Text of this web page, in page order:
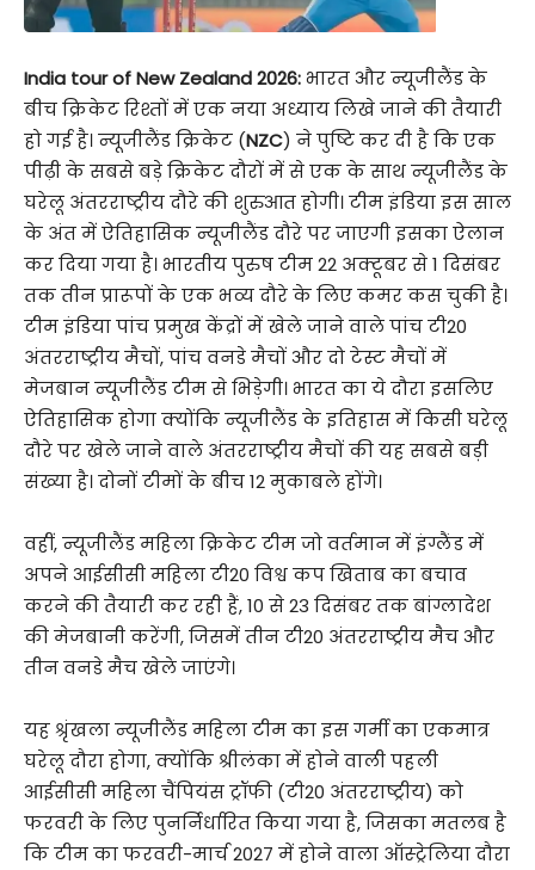
India tour of New Zealand 2026:भारत और न्यूजीलैंड के
बीच क्रिकेट रिश्तों में एक नया अध्याय लिखे जाने की तैयारी
हो गई है। न्यूजीलैंड क्रिकेट (NZC) ने पुष्टि कर दी है कि एक
पीढ़ी के सबसे बड़े क्रिकेट दौरों में से एक के साथ न्यूजीलैंड के
घरेलू अंतरराष्ट्रीय दौरे की शुरुआत होगी। टीम इंडिया इस साल
के अंत में ऐतिहासिक न्यूजीलैंड दौरे पर जाएगी इसका ऐलान
कर दिया गया है। भारतीय पुरुष टीम 22 अक्टूबर से 1 दिसंबर
तक तीन प्रारूपों के एक भव्य दौरे के लिए कमर कस चुकी है।
टीम इंडिया पांच प्रमुख केंद्रों में खेले जाने वाले पांच टी20
अंतरराष्ट्रीय मैचों, पांच वनडे मैचों और दो टेस्ट मैचों में
मेजबान न्यूजीलैंड टीम से भिड़ेगी। भारत का ये दौरा इसलिए
ऐतिहासिक होगा क्योंकि न्यूजीलैंड के इतिहास में किसी घरेलू
दौरे पर खेले जाने वाले अंतरराष्ट्रीय मैचों की यह सबसे बड़ी
संख्या है। दोनों टीमों के बीच 12 मुकाबले होंगे।
वहीं, न्यूजीलैंड महिला क्रिकेट टीम जो वर्तमान में इंग्लैंड में
अपने आईसीसी महिला टी20 विश्व कप खिताब का बचाव
करने की तैयारी कर रही हैं, 10 से 23 दिसंबर तक बांग्लादेश
की मेजबानी करेंगी, जिसमें तीन टी20 अंतरराष्ट्रीय मैच और
तीन वनडे मैच खेले जाएंगे।
यह श्रृंखला न्यूजीलैंड महिला टीम का इस गर्मी का एकमात्र
घरेलू दौरा होगा, क्योंकि श्रीलंका में होने वाली पहली
आईसीसी महिला चैंपियंस ट्रॉफी (टी20 अंतरराष्ट्रीय) को
फरवरी के लिए पुनर्निर्धारित किया गया है, जिसका मतलब है
कि टीम का फरवरी-मार्च 2027 में होने वाला ऑस्ट्रेलिया दौरा